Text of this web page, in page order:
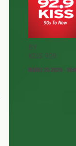
BY
KISS 929
ΜΆΙΟΣ 25 2026 -